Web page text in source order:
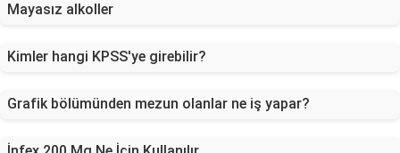
Mayasız alkoller
Kimler hangi KPSS'ye girebilir?
Grafik bölümünden mezun olanlar ne iş yapar?